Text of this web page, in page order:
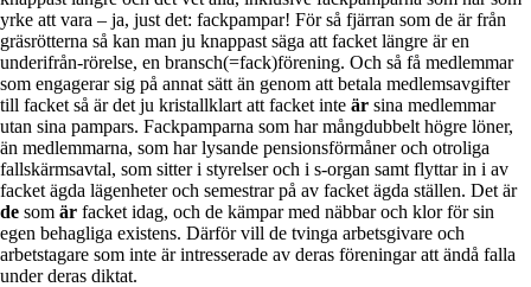
yrke att vara – ja, just det: fackpampar! För så fjärran som de är från
gräsrötterna så kan man ju knappast säga att facket längre är en
underifrån-rörelse, en bransch(=fack)förening. Och så få medlemmar
som engagerar sig på annat sätt än genom att betala medlemsavgifter
till facket så är det ju kristallklart att facket inte är sina medlemmar
utan sina pampars. Fackpamparna som har mångdubbelt högre löner,
än medlemmarna, som har lysande pensionsförmåner och otroliga
fallskärmsavtal, som sitter i styrelser och i s-organ samt flyttar in i av
facket ägda lägenheter och semestrar på av facket ägda ställen. Det är
de som är facket idag, och de kämpar med näbbar och klor för sin
egen behagliga existens. Därför vill de tvinga arbetsgivare och
arbetstagare som inte är intresserade av deras föreningar att ändå falla
under deras diktat.